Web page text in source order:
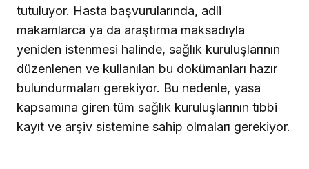
tutuluyor. Hasta başvurularında, adli
makamlarca ya da araştırma maksadıyla
yeniden istenmesi halinde, sağlık kuruluşlarının
düzenlenen ve kullanılan bu dokümanları hazır
bulundurmaları gerekiyor. Bu nedenle, yasa
kapsamına giren tüm sağlık kuruluşlarının tıbbi
kayıt ve arşiv sistemine sahip olmaları gerekiyor.